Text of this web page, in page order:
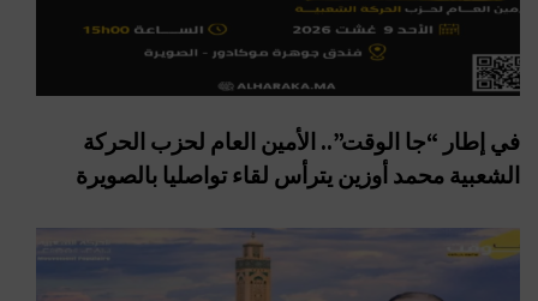
في إطار “جا الوقت”.. الأمين العام لحزب الحركة
الشعبية محمد أوزين يترأس لقاء تواصليا بالصويرة